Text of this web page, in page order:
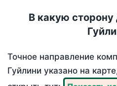
В какую сторону
Точное направление
Гуйлини указано на